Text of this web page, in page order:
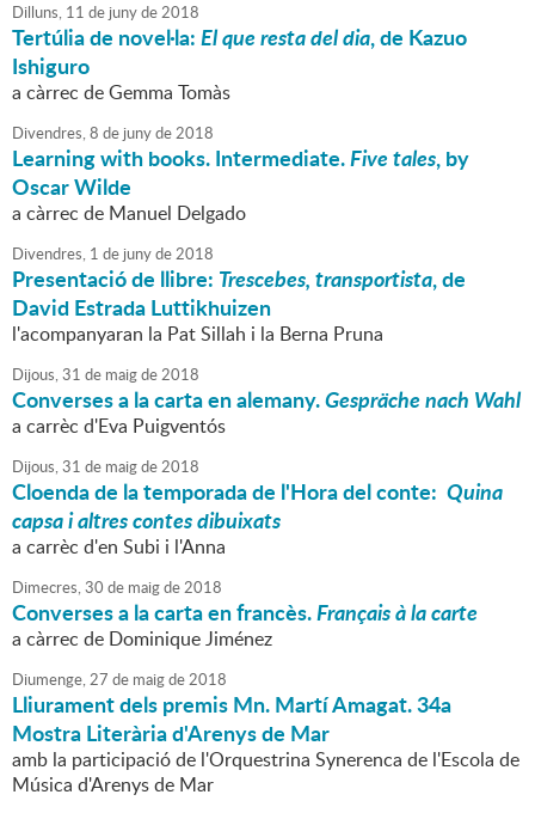
Dilluns, 11 de junyde2018
Tertúlia de novel·la:El que resta del dia, de Kazuo
Ishiguro
a càrrec de Gemma Tomàs
Divendres,8 de junyde2018
Learning with books. Intermediate.Five tales, by
Oscar Wilde
a càrrec de Manuel Delgado
Divendres, 1 de junyde2018
Presentació de llibre: Trescebes, transportista, de
David Estrada Luttikhuizen
l'acompanyaran la Pat Sillah i la Berna Pruna
Dijous,31 de maigde2018
Converses a la carta en alemany.Gespräche nach Wahl
a carrèc d'Eva Puigventós
Dijous,31 de maigde2018
Cloenda de la temporada de l'Hora del conte: Quina
capsa i altres contes dibuixats
a carrèc d'en Subi i l'Anna
Dimecres,30 de maigde2018
Converses a la carta en francès.Français à la carte
a càrrec de Dominique Jiménez
Diumenge,27 de maigde2018
Lliurament dels premis Mn. Martí Amagat. 34a
Mostra Literària d'Arenys de Mar
amb la participació de l'Orquestrina Synerenca de l'Escola de
Música d'Arenys de Mar